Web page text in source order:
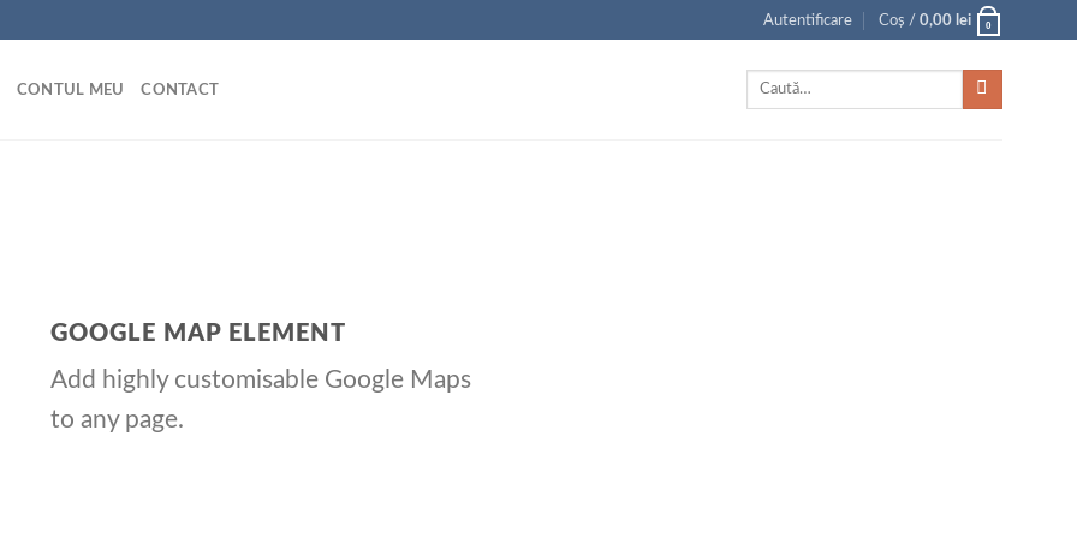
Autentificare Coș / 0,00 lei 0
CONTUL MEU CONTACT
Caută
GOOGLE MAP ELEMENT
Add highly customisable Google Maps
to any page.